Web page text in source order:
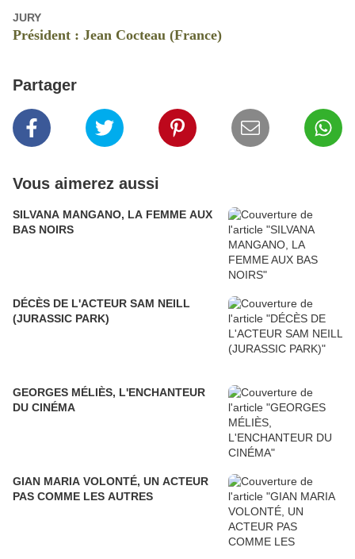
JURY
Président : Jean Cocteau (France)
Partager
Vous aimerez aussi
SILVANA MANGANO, LA FEMME AUX
BAS NOIRS
DÉCÈS DE L'ACTEUR SAM NEILL
(JURASSIC PARK)
GEORGES MÉLIÈS, L'ENCHANTEUR
DU CINÉMA
GIAN MARIA VOLONTÉ, UN ACTEUR
PAS COMME LES AUTRES